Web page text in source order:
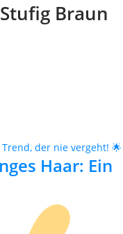
Braun
Haar: Ein